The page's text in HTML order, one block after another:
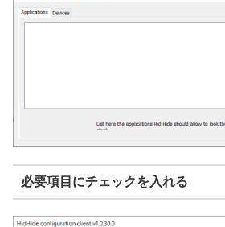
必要項目にチェックを入れる